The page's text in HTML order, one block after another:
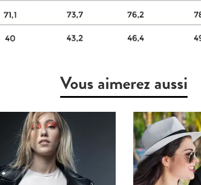
Vous aimerez aussi